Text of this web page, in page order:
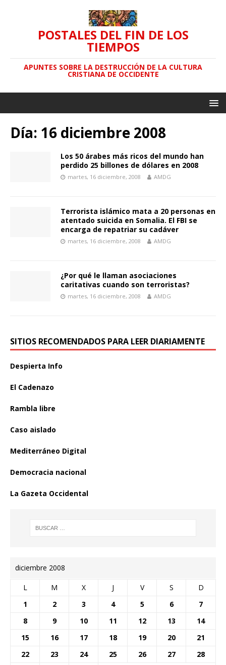
POSTALES DEL FIN DE LOS
TIEMPOS
APUNTES SOBRE LA DESTRUCCIÓN DE LA CULTURA
CRISTIANA DE OCCIDENTE
Día: 16 diciembre 2008
Los 50 árabes más ricos del mundo han
perdido 25 billones de dólares en 2008
martes, 16 diciembre, 2008 AMDG
Terrorista islámico mata a 20 personas en
atentado suicida en Somalia. El FBI se
encarga de repatriar su cadáver
martes, 16 diciembre, 2008 AMDG
¿Por qué le llaman asociaciones
caritativas cuando son terroristas?
martes, 16 diciembre, 2008 AMDG
SITIOS RECOMENDADOS PARA LEER DIARIAMENTE
Despierta Info
El Cadenazo
Rambla libre
Caso aislado
Mediterráneo Digital
Democracia nacional
La Gazeta Occidental
diciembre 2008
L M X J V S D
1 2 3 4 5 6
7
8
9 10 11 12 13
14
15
16 17 18 19 20
21
22
23 24 25 26 27
28